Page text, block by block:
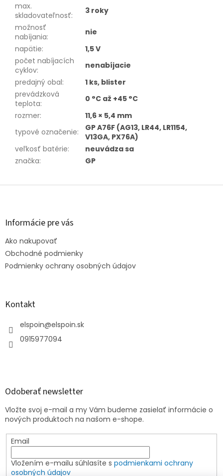
max.
skladovateľnosť:
3 roky
možnosť
nabíjania:
nie
napätie:
1,5 V
počet nabíjacích
cyklov:
nenabíjacie
predajný obal:
1 ks, blister
prevádzková
teplota:
0 °C až +45 °C
rozmer:
11,6 × 5,4 mm
typové označenie:
GP A76F (AG13, LR44, LR1154,
V13GA, PX76A)
veľkosť batérie:
neuvádza sa
značka: GP
Z
Informácie pre vás
Ako nakupovať
Obchodné podmienky
Podmienky ochrany osobných údajov
Kontakt
elspoin@elspoin.sk
0915977094
Odoberať newsletter
Vložte svoj e-mail a my Vám budeme zasielať informácie o
nových produktoch na našom e-shope.
Email
Vložením e-mailu súhlasíte s podmienkami ochrany
osobných údajov